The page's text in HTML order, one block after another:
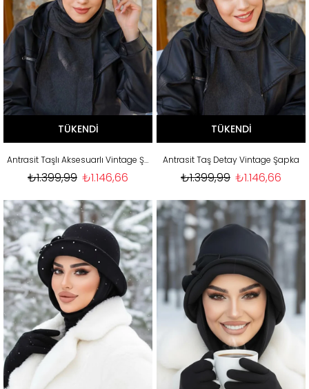
TÜKENDI
Antrasit Taşlı Aksesuarlı Vintage Şapka
₺1.146,66
₺1.399,99
TÜKENDI
Antrasit Taş Detay Vintage Şapka
₺1.146,66
₺1.399,99